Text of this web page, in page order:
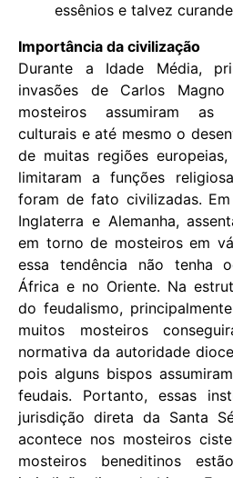
essênios e talvez
Importância da civilização
Durante a Idade Média,
invasões de Carlos
mosteiros assumiram as
culturais e até mesmo o
de muitas regiões
limitaram a funções
foram de fato civilizadas.
Inglaterra e Alemanha,
em torno de mosteiros em
essa tendência não tenha
África e no Oriente. Na
do feudalismo,
muitos mosteiros
normativa da autoridade
pois alguns bispos
feudais. Portanto, essas
jurisdição direta da Santa
acontece nos mosteiros
mosteiros beneditinos